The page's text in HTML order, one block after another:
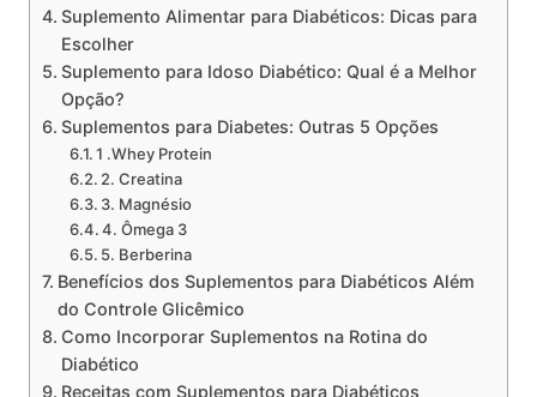
Suplemento Alimentar para Diabéticos: Dicas para
Escolher
Suplemento para Idoso Diabético: Qual é a Melhor
Opção?
Suplementos para Diabetes: Outras 5 Opções
1 .Whey Protein
2. Creatina
3. Magnésio
4. Ômega 3
5. Berberina
Benefícios dos Suplementos para Diabéticos Além
do Controle Glicêmico
Como Incorporar Suplementos na Rotina do
Diabético
Receitas com Suplementos para Diabéticos